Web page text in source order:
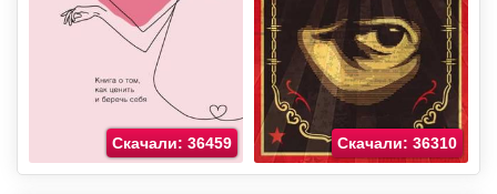
Скачали: 36459 Скачали: 36310